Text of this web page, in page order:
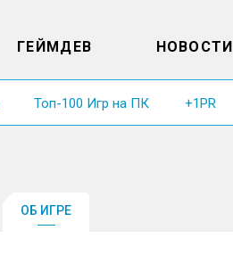
ГЕЙМДЕВ НОВОСТИ
Топ-100 Игр на ПК +1PR
ОБ ИГРЕ